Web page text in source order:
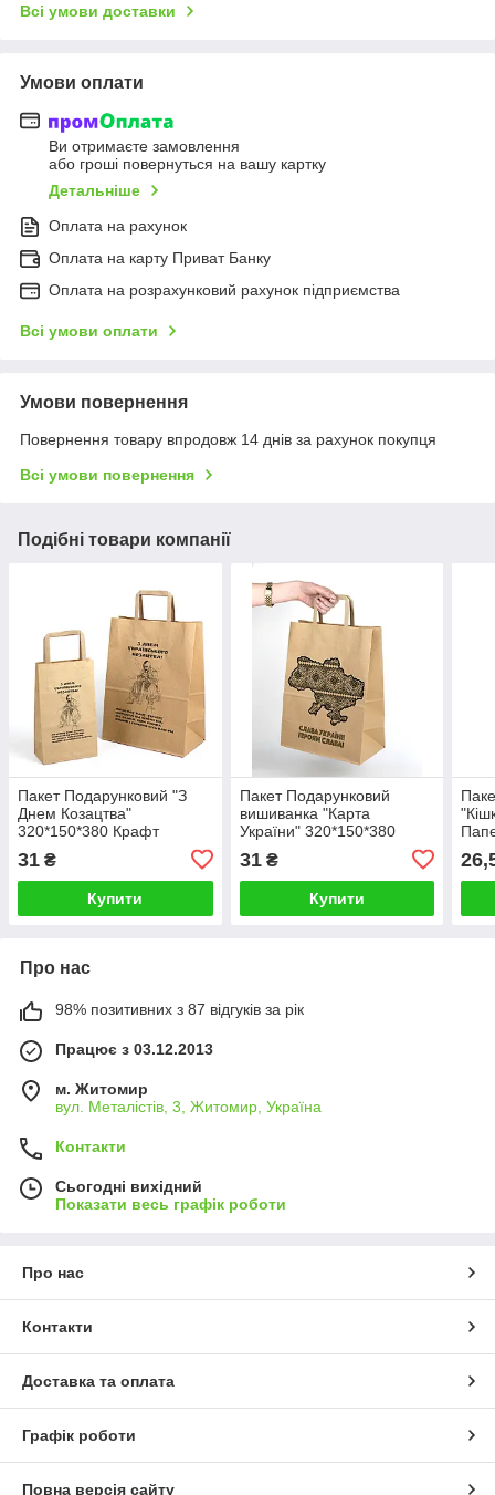
Всі умови доставки
Умови оплати
Ви отримаєте замовлення
або гроші повернуться на вашу картку
Детальніше
Оплата на рахунок
Оплата на карту Приват Банку
Оплата на розрахунковий рахунок підприємства
Всі умови оплати
Умови повернення
Повернення товару впродовж 14 днів за рахунок покупця
Всі умови повернення
Подібні товари компанії
Пакет Подарунковий "З
Днем Козацтва"
320*150*380 Крафт
символікою
31 ₴
Купити
Пакет Подарунковий
вишиванка "Карта
України" 320*150*380
символікою
31₴
Купити
Про нас
98% позитивних з 87 відгуків за рік
Працює з 03.12.2013
м. Житомир
вул. Металістів, 3, Житомир, Україна
Контакти
Сьогодні вихідний
Показати весь графік роботи
Про нас
Контакти
Доставка та оплата
Графік роботи
Повна версія сайту